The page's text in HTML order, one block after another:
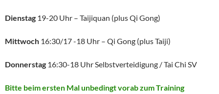
Dienstag 19-20 Uhr – Taijiquan (plus Qi Gong)
Mittwoch 16:30/17 -18 Uhr – Qi Gong (plus Taiji)
Donnerstag 16:30-18 Uhr Selbstverteidigung / Tai Chi SV
Bitte beim ersten Mal unbedingt vorab zum Training